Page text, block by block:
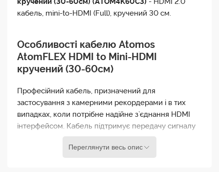
кабель, mini-to-HDMI (Full), кручений 30 см.
Особливості кабелю Atomos
AtomFLEX HDMI to Mini-HDMI
кручений (30-60см)
Професійний кабель, призначений для
застосування з камерними рекордерами і в тих
випадках, коли потрібне надійне з`єднання HDMI
інтерфейсом. Кабель підтримує передачу сигналу
кадрів 60р або HD із фреймрейтом до 240р.
Переглянути весь опис